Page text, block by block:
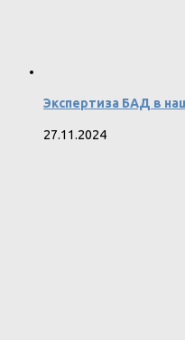
Экспертиза БАД в
27.11.2024